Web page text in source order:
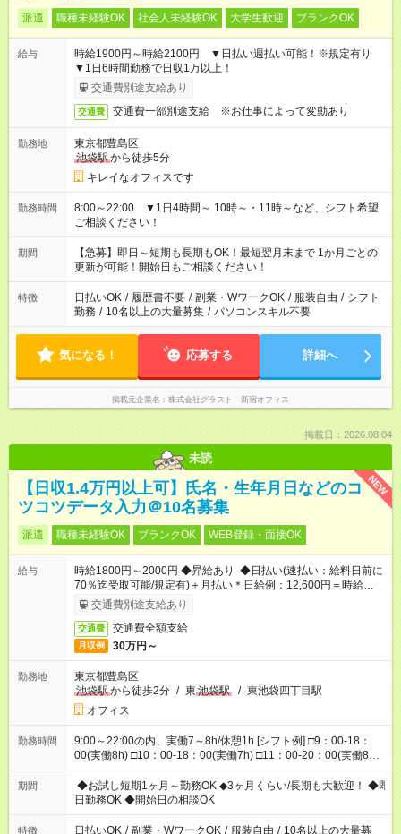
派遣 職種未経験OK 社会人未経験OK 大学生歓迎 ブランクOK
給与
時給1900円～時給2100円 ▼日払い週払い可能！※規定有り
▼1日6時間勤務で日収1万以上！
交通費別途支給あり
交通費 交通費一部別途支給 ※お仕事によって変動あり
勤務地
東京都豊島区
池袋駅から徒歩5分
キレイなオフィスです
勤務時間
8:00～22:00 ▼1日4時間～ 10時～・11時～など、シフト希望
ご相談ください！
期間
【急募】即日～短期も長期もOK！最短翌月末まで 1か月ごとの
更新が可能！開始日もご相談ください！
特徴 日払いOK / 履歴書不要 / 副業・WワークOK / 服装自由 / シフト
勤務 / 10名以上の大量募集 / パソコンスキル不要
気になる！ 応募する 詳細へ
掲載元企業名 株式会社グラスト 新宿オフィス
掲載日：2026.08.04
未読
NEW
【日収1.4万円以上可】氏名・生年月日などのコ
ツコツデータ入力＠10名募集
派遣 職種未経験OK ブランクOK WEB登録・面接OK
給与
時給1800円～2000円 ◆昇給あり ◆日払い(速払い：給料日前に
70％迄受取可能/規定有)＋月払い＊日給例：12,600円＝時給
1800円×7h
交通費別途支給あり
交通費 交通費全額支給
月収例 30万円～
勤務地
東京都豊島区
池袋駅から徒歩2分 / 東 池袋駅 / 東池袋四丁目駅
オフィス
勤務時間
9:00～22:00の内、実働7～8h/休憩1h [シフト例] □9：00-18：
00(実働8h) □10：00-18：00(実働7h) □11：00-20：00(実働8h)
□12：00-21：00(実働8h) □13：00-22：00(実働8h) □14：00-
22：00(実働7h) ◆勤務時間固定の相談OK ◆上記以外の勤務時間
も相談OK
期間
◆お試し短期1ヶ月～勤務OK ◆3ヶ月くらい/長期も大歓迎！ ◆即
日勤務OK ◆開始日の相談OK
特徴 日払いOK / 副業・WワークOK / 服装自由 / 10名以上の大量募